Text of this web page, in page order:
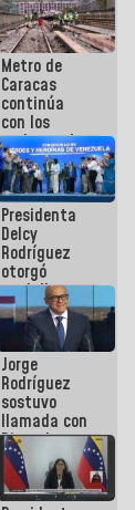
optimizar
manejo de
escombros
en La Guaira
Metro de
Caracas
continúa
con los
trabajos de
mantenimiento
e inspección
en la Línea 2
Presidenta
Delcy
Rodríguez
otorgó
medalla
"Héroe de
Venezuela"
a servidores
públicos
Jorge
Rodríguez
sostuvo
llamada con
Dinorah
Figuera y
acuerdan
primer